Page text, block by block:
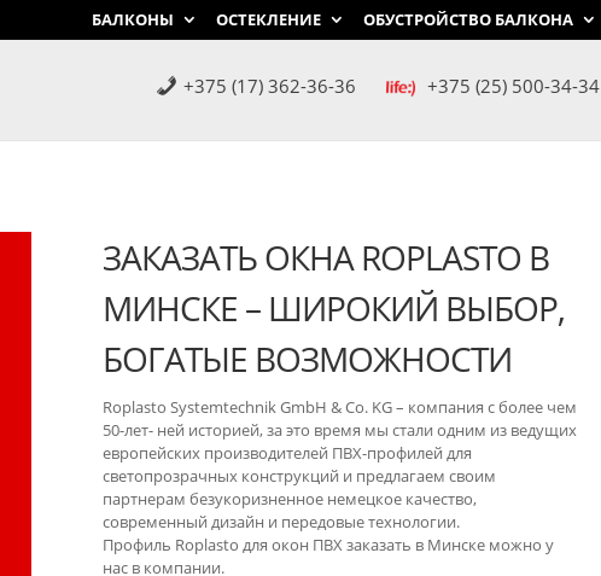
БАЛКОНЫ ОСТЕКЛЕНИЕ ОБУСТРОЙСТВО БАЛКОНА
+375 (17) 362-36-36 +375 (25) 500-34-34
ЗАКАЗАТЬ ОКНА ROPLASTO В
МИНСКЕ – ШИРОКИЙ ВЫБОР,
БОГАТЫЕ ВОЗМОЖНОСТИ
Roplasto Systemtechnik GmbH & Co. KG – компания с более чем
50-лет- ней историей, за это время мы стали одним из ведущих
европейских производителей ПВХ-профилей для
светопрозрачных конструкций и предлагаем своим
партнерам безукоризненное немецкое качество,
современный дизайн и передовые технологии.
Профиль Roplasto для окон ПВХ заказать в Минске можно у
нас в компании.